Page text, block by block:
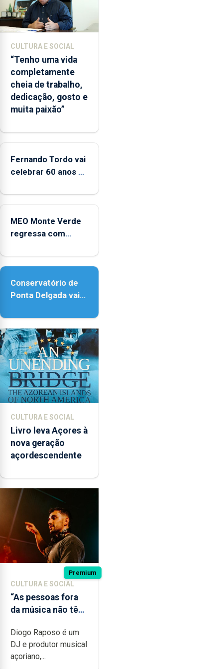
o
início
da
época
balnear
CULTURA E SOCIAL
“Tenho uma vida
completamente
cheia de trabalho,
dedicação, gosto e
muita paixão”
Fernando Tordo vai
celebrar 60 anos de
Micaelense
MEO Monte Verde
regressa com
acessibilidade
Conservatório de
Ponta Delgada vai
instrumentos
CULTURA E SOCIAL
Livro leva Açores à
nova geração
açordescendente
Premium
CULTURA E SOCIAL
“As pessoas fora
da música não têm
difícil é produzir
uma música”
Diogo Raposo é um
DJ e produtor musical
açoriano,...